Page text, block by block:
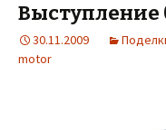
30.11.2009
motor